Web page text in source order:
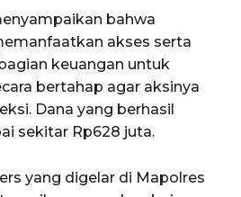
bahwa
akses serta
keuangan untuk
bertahap agar aksinya
Dana yang berhasil
sekitar Rp628 juta.
yang digelar di Mapolres